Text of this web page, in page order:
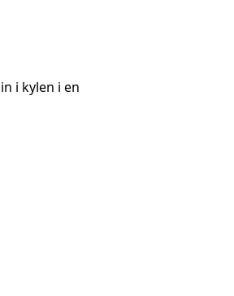
i kylen i en